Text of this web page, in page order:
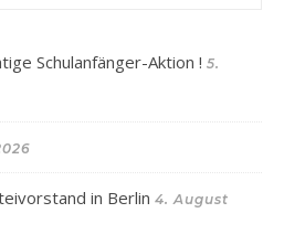
Schulanfänger-Aktion ! 5.
in Berlin 4. August